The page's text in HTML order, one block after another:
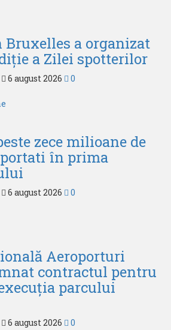
a organizat
a Zilei spotterilor
6 august 2026 0
zece milioane de
în prima
6 august 2026 0
Aeroporturi
contractul pentru
parcului
6 august 2026 0